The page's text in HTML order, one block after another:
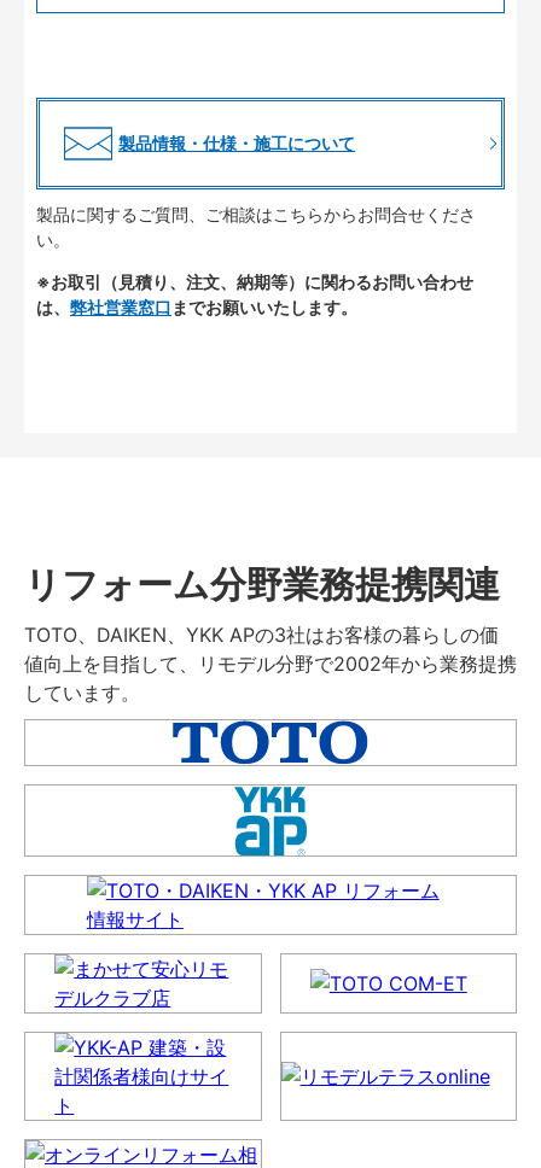
製品情報・仕様・施工について
製品に関するご質問、ご相談はこちらからお問合せくださ
い。
※お取引（見積り、注文、納期等）に関わるお問い合わせ
は、 弊社営業窓口 までお願いいたします。
リフォーム分野業務提携関連
TOTO、DAIKEN、YKK APの3社はお客様の暮らしの価
値向上を目指して、リモデル分野で2002年から業務提携
しています。